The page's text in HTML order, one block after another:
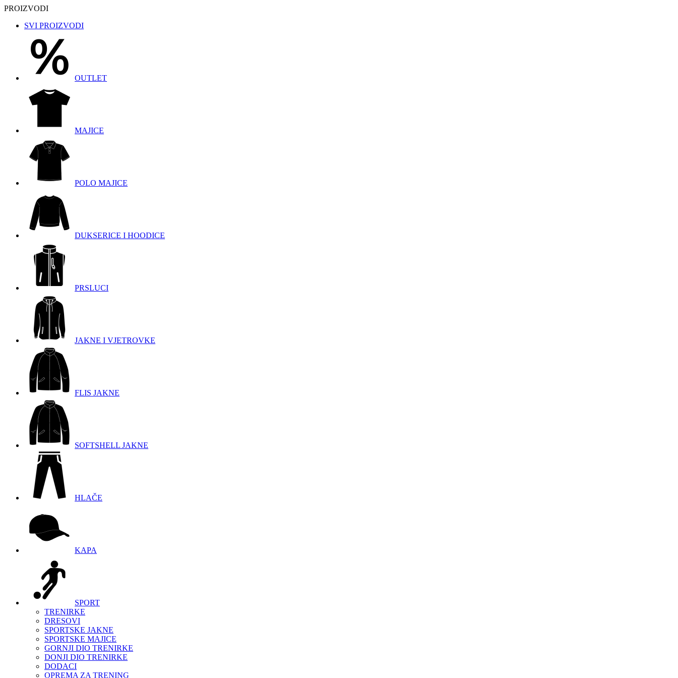
PROIZVODI
SVI PROIZVODI
OUTLET
MAJICE
POLO MAJICE
DUKSERICE I HOODICE
PRSLUCI
JAKNE I VJETROVKE
FLIS JAKNE
SOFTSHELL JAKNE
HLAČE
KAPA
SPORT
TRENIRKE
DRESOVI
SPORTSKE JAKNE
SPORTSKE MAJICE
GORNJI DIO TRENIRKE
DONJI DIO TRENIRKE
DODACI
OPREMA ZA TRENING